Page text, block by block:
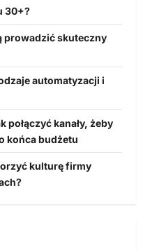
30+?
prowadzić skuteczny
automatyzacji i
połączyć kanały, żeby
końca budżetu
kulturę firmy